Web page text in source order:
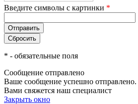
Введите символы с картинки *
* - обязательные поля
Сообщение отправлено
Ваше сообщение успешно
Вами свяжется наш специалист
Закрыть окно